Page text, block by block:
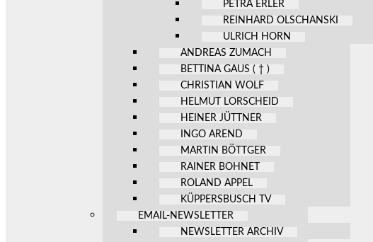
PETRA ERLER
REINHARD OLSCHANSKI
ULRICH HORN
ANDREAS ZUMACH
BETTINA GAUS ( † )
CHRISTIAN WOLF
HELMUT LORSCHEID
HEINER JÜTTNER
INGO AREND
MARTIN BÖTTGER
RAINER BOHNET
ROLAND APPEL
KÜPPERSBUSCH TV
EMAIL-NEWSLETTER
NEWSLETTER ARCHIV